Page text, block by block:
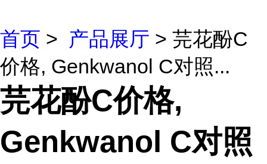
首页 > 产品展厅 > 芫花酚C
价格, Genkwanol C对照...
芫花酚C价格,
Genkwanol C对照